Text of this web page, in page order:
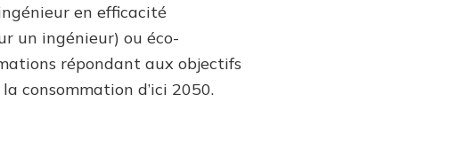
en efficacité
un ingénieur) ou éco-
répondant aux objectifs
consommation d’ici 2050.